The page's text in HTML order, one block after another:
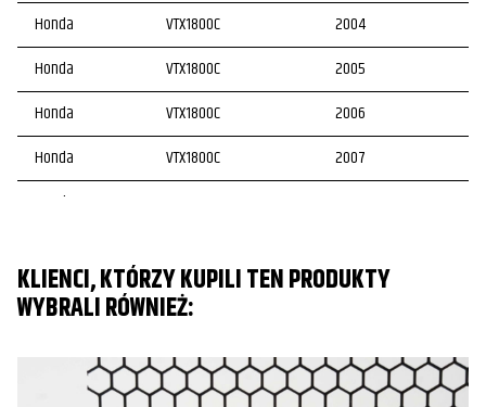
Honda
VTX1800C
2004
Honda
VTX1800C
2005
Honda
VTX1800C
2006
Honda
VTX1800C
2007
Honda
Honda
VTX1800F
2006
VTX1800F
2008
KLIENCI, KTÓRZY KUPILI TEN PRODUKTY
WYBRALI RÓWNIEŻ: